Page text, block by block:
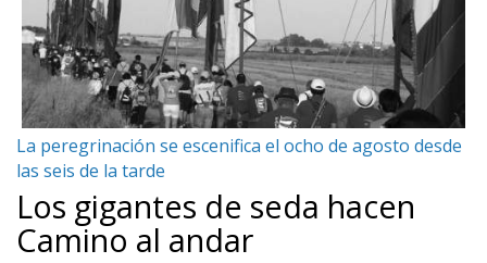
La peregrinación se escenifica el ocho de agosto desde
las seis de la tarde
Los gigantes de seda hacen
Camino al andar